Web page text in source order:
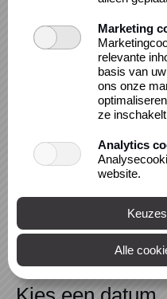
6221 KV
De toekomstroman is
Nederlandse
waarin
M van Aafke Romeijn,
of De Mitsuko... meer
Marketing
relevante
basis van
ons onze
ze
Analytics
website.